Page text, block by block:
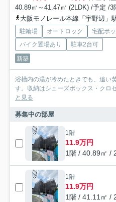
40.89㎡～41.47㎡ (2LDK) /予定 /3
大阪モノレール本線「宇野辺」
駐輪場 オートロック 宅配ボ
バイク置場あり
駐車2台可
新築
浴槽内の湯が冷めたときでも、追い
す。収納はシューズボックス・クロ
と見る
募集中の部屋
1階
11.9万円
1階 / 40.89㎡ /
1階
11.9万円
1階 / 41.11㎡ /